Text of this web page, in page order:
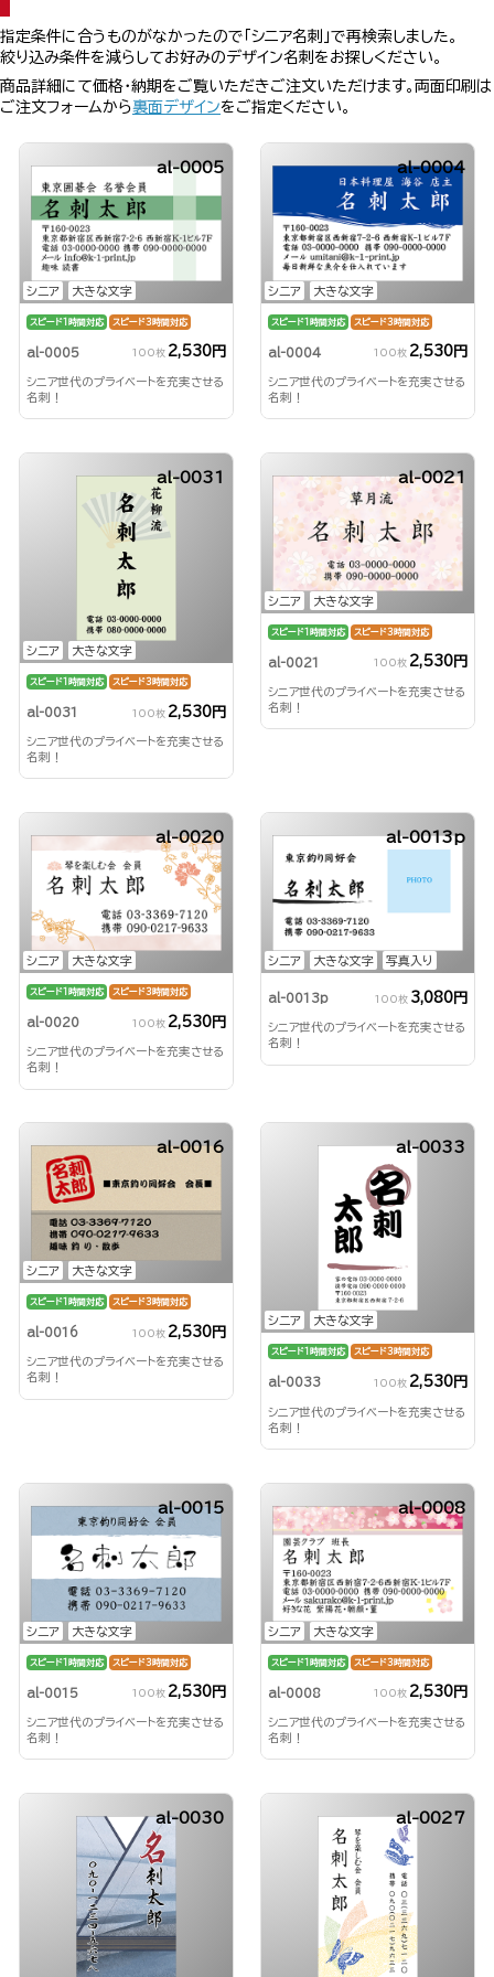
指定条件に合うものがなかったので「シニア名刺」で再検索しました。
絞り込み条件を減らしてお好みのデザイン名刺をお探しください。
商品詳細にて価格・納期をご覧いただきご注文いただけます。両面印刷は
ご注文フォームから裏面デザインをご指定ください。
シニア 大きな文字
al-0005
スピード1時間対応 スピード3時間対応
al-0005 100枚 2,530円
シニア世代のプライベートを充実させる
名刺！
シニア 大きな文字
al-0004
スピード1時間対応 スピード3時間対応
al-0004 100枚 2,530円
シニア世代のプライベートを充実させる
名刺！
シニア 大きな文字
al-0031
スピード1時間対応 スピード3時間対応
al-0031 100枚 2,530円
シニア世代のプライベートを充実させる
名刺！
シニア 大きな文字
al-0021
スピード1時間対応 スピード3時間対応
al-0021 100枚 2,530円
シニア世代のプライベートを充実させる
名刺！
シニア 大きな文字
al-0020
スピード1時間対応 スピード3時間対応
al-0020 100枚 2,530円
シニア世代のプライベートを充実させる
名刺！
シニア 大きな文字 写真入り
al-0013p
al-0013p 100枚 3,080円
シニア世代のプライベートを充実させる
名刺！
シニア 大きな文字
al-0016
スピード1時間対応 スピード3時間対応
al-0016 100枚 2,530円
シニア世代のプライベートを充実させる
名刺！
シニア 大きな文字
al-0033
スピード1時間対応 スピード3時間対応
al-0033 100枚 2,530円
シニア世代のプライベートを充実させる
名刺！
シニア 大きな文字
al-0015
スピード1時間対応 スピード3時間対応
al-0015 100枚 2,530円
シニア世代のプライベートを充実させる
名刺！
シニア 大きな文字
al-0008
スピード1時間対応 スピード3時間対応
al-0008 100枚 2,530円
シニア世代のプライベートを充実させる
名刺！
al-0030 al-0027